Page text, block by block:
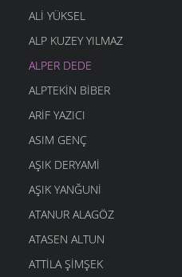
ALI YÜKSEL
ALP KUZEY YILMAZ
ALPER DEDE
ALPTEKIN BIBER
ARIF YAZICI
ASIM GENÇ
AŞIK DERYAMI
AŞIK YANĞUNI
ATANUR ALAGÖZ
ATASEN ALTUN
ATTILA ŞIMŞEK